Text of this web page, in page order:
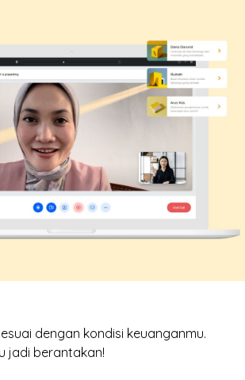
dengan kondisi keuanganmu.
jadi berantakan!